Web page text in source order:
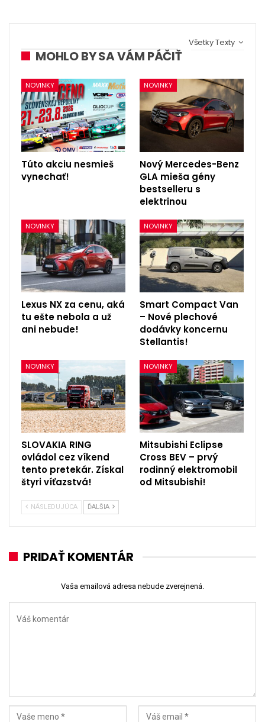
Všetky Texty
MOHLO BY SA VÁM PÁČIŤ
NOVINKY
Túto akciu nesmieš
vynechať!
NOVINKY
Nový Mercedes-Benz
GLA mieša gény
bestselleru s
elektrinou
NOVINKY
Lexus NX za cenu, aká
tu ešte nebola a už
ani nebude!
NOVINKY
Smart Compact Van
– Nové plechové
dodávky koncernu
Stellantis!
NOVINKY
SLOVAKIA RING
ovládol cez víkend
tento pretekár. Získal
štyri víťazstvá!
NOVINKY
Mitsubishi Eclipse
Cross BEV – prvý
rodinný elektromobil
od Mitsubishi!
NÁSLEDUJÚCA ĎALŠIA
PRIDAŤ KOMENTÁR
Vaša emailová adresa nebude zverejnená.